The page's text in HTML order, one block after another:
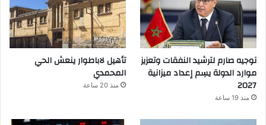
توجيه صارم لترشيد النفقات وتعزيز
موارد الدولة يسِم إعداد ميزانية
2027
منذ 19 ساعة
تأهيل لاباطوار ينعش الحي
المحمدي
منذ 20 ساعة